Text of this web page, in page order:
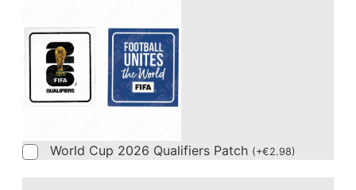
World Cup 2026 Qualifiers Patch (+€2.98)